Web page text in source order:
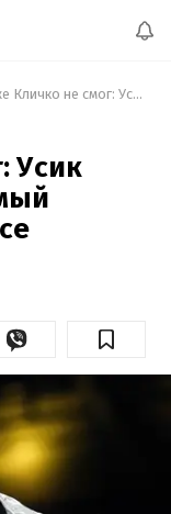
Даже Кличко не смог: Усик может повторить самый редкий рекорд в боксе
Усик